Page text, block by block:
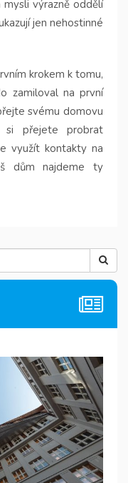
výrazně oddělí
jen nehostinné
krokem k tomu,
zamiloval na první
svému domovu
si přejete probrat
využít kontakty na
dům najdeme ty